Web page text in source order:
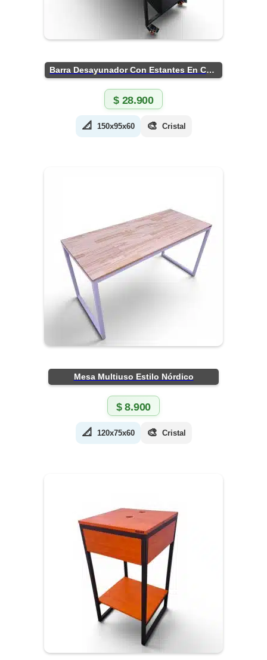
Barra Desayunador Con Estantes En Chapa
$28.900
📐 150x95x60 🎨 Cristal
Mesa Multiuso Estilo Nórdico
$8.900
📐 120x75x60 🎨 Cristal